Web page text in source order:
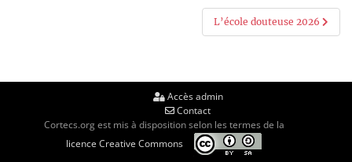
L’école douteuse 2026
Accès admin
Contact
Cortecs.org est mis à disposition selon les termes de la
licence Creative Commons